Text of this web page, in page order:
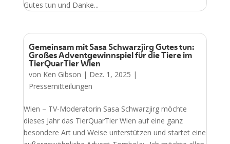
Gutes tun und Danke...
Gemeinsam mit Sasa Schwarzjirg Gutes tun:
Großes Adventgewinnspiel für die Tiere im
TierQuarTier Wien
von Ken Gibson | Dez. 1, 2025 |
Pressemitteilungen
Wien – TV-Moderatorin Sasa Schwarzjirg möchte
dieses Jahr das TierQuarTier Wien auf eine ganz
besondere Art und Weise unterstützen und startet eine